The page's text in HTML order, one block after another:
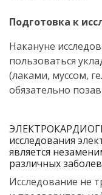
Подготовка к
Накануне
пользоваться
(лаками, муссом,
обязательно
исследования
является
различных
Исследование не